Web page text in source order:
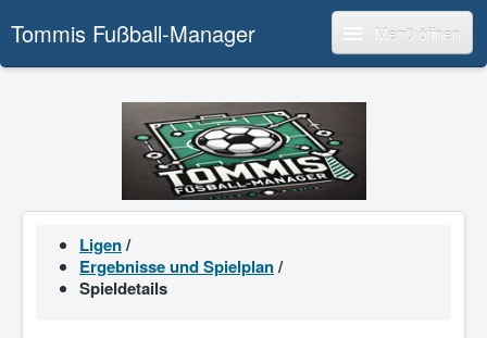
Tommis Fußball-Manager Menü öffnen
Ligen/
Ergebnisse und Spielplan/
Spieldetails